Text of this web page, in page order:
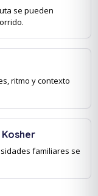
se pueden
ritmo y contexto
familiares se